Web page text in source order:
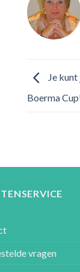
Je
Boerma
vragen